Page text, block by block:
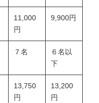
11,000
円
9,900円
７名
６名以
下
13,750
円
13,200
円